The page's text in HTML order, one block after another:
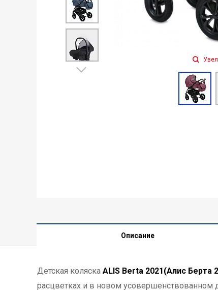
Next
Описание
Детская коляска ALIS Berta 2021(Алис Берта
расцветках и в новом усовершенствованном